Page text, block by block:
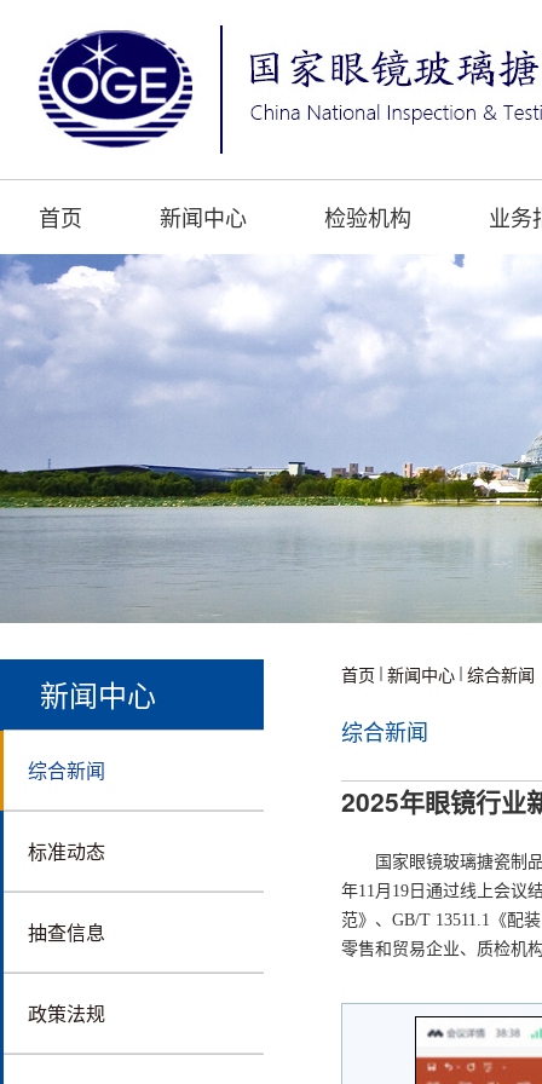
首页 新闻中心 检验机构 业务
新闻中心
综合新闻
标准动态
抽查信息
政策法规
首页 新闻中心 综合新闻
综合新闻
2025年眼镜行业
国家眼镜玻璃搪瓷制
年11月19日通过线上会议
范》、GB/T 13511.1《配
零售和贸易企业、质检机